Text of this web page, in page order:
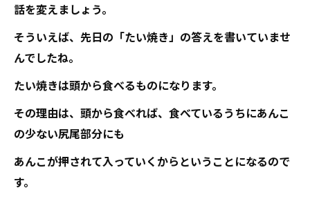
話を変えましょう。
そういえば、先日の「たい焼き」の答えを書いていませ
んでしたね。
たい焼きは頭から食べるものになります。
その理由は、頭から食べれば、食べているうちにあんこ
の少ない尻尾部分にも
あんこが押されて入っていくからということになるので
す。